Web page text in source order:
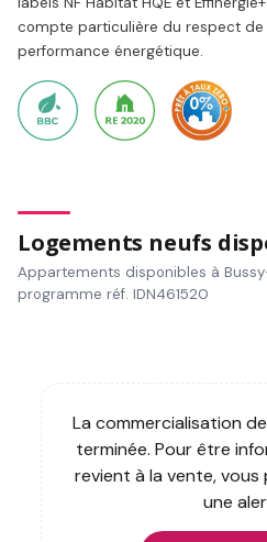
compte particulière du respect de
performance énergétique.
Logements neufs
Appartements disponibles à
programme réf. IDN461520
La commercialisation
terminée. Pour être
revient à la vente,
une